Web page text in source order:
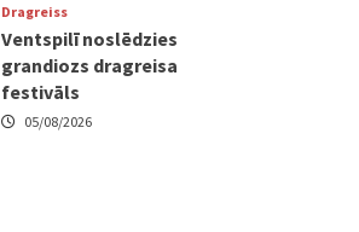
Dragreiss
Ventspilī noslēdzies
grandiozs dragreisa
festivāls
05/08/2026